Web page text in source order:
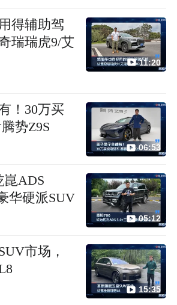
得辅助驾
瑞瑞虎9/艾
11:20
！30万买
势Z9S
06:53
崑ADS
华硬派SUV
05:12
市场，
15:35